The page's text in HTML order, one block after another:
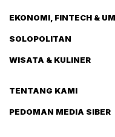
EKONOMI, FINTECH &
SOLOPOLITAN
WISATA & KULINER
TENTANG KAMI
PEDOMAN MEDIA SIBER